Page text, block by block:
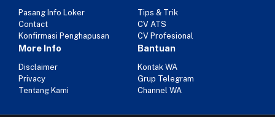
Pasang Info Loker
Contact
Konfirmasi Penghapusan
Tips & Trik
CV ATS
CV Profesional
More Info
Disclaimer
Privacy
Tentang Kami
Bantuan
Kontak WA
Grup Telegram
Channel WA